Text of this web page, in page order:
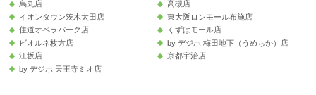
烏丸店
高槻店
イオンタウン茨木太田店
東大阪ロンモール布施店
住道オペラパーク店
くずはモール店
ビオルネ枚方店
by デジホ 梅田地下（うめちか）店
江坂店
京都宇治店
by デジホ 天王寺ミオ店